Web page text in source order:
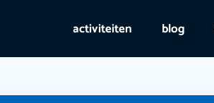
activiteiten blog